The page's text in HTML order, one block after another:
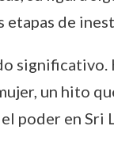
etapas de
significativo.
un hito
poder en Sri